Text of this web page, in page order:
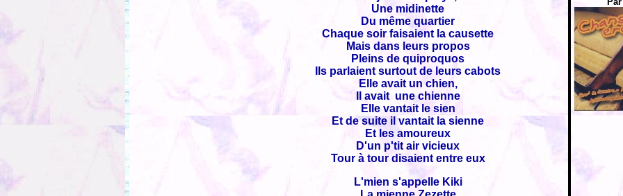
Une midinette
Du même quartier
Chaque soir faisaient la causette
Mais dans leurs propos
Pleins de quiproquos
Ils parlaient surtout de leurs cabots
Elle avait un chien,
Il avait une chienne
Elle vantait le sien
Et de suite il vantait la sienne
Et les amoureux
D'un p'tit air vicieux
Tour à tour disaient entre eux
L'mien s'appelle Kiki